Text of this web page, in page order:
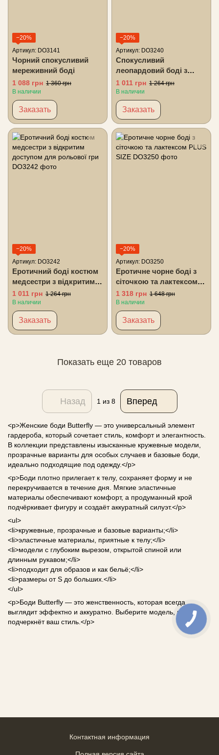
−20%
Артикул: DO3141
Чорний спокусливий
мереживний боді
1 088 грн 1 360 грн
В наличии
Заказать
−20%
Артикул: DO3240
Спокусливий
леопардовий боді з
мереживом
1 011 грн 1 264 грн
В наличии
Заказать
−20%
Артикул: DO3242
Еротичний боді костюм
медсестри з відкритим
доступом для рольової
гри
1 011 грн 1 264 грн
В наличии
Заказать
−20%
Артикул: DO3250
Еротичне чорне боді з
сіточкою та лактексом
PLUS SIZE
1 318 грн 1 648 грн
В наличии
Заказать
Показать еще 20 товаров
Назад 1из 8 Вперед
<p>Женские боди Butterfly — это универсальный элемент
гардероба, который сочетает стиль, комфорт и элегантность.
В коллекции представлены изысканные кружевные модели,
прозрачные варианты для особых случаев и базовые боди,
идеально подходящие под одежду.</p>
<p>Боди плотно прилегает к телу, сохраняет форму и не
перекручивается в течение дня. Мягкие эластичные
материалы обеспечивают комфорт, а продуманный крой
подчёркивает фигуру и создаёт аккуратный силуэт.</p>
<ul>
<li>кружевные, прозрачные и базовые варианты;</li>
<li>эластичные материалы, приятные к телу;</li>
<li>модели с глубоким вырезом, открытой спиной или
длинным рукавом;</li>
<li>подходит для образов и как бельё;</li>
<li>размеры от S до больших.</li>
</ul>
<p>Боди Butterfly — это женственность, которая всегда
выглядит эффектно и аккуратно. Выберите модель, которая
подчеркнёт ваш стиль.</p>
Контактная информация